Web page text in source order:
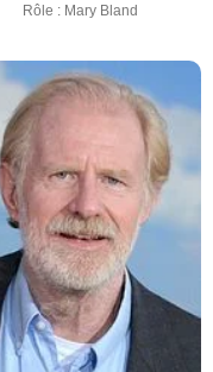
Rôle : Mary Bland